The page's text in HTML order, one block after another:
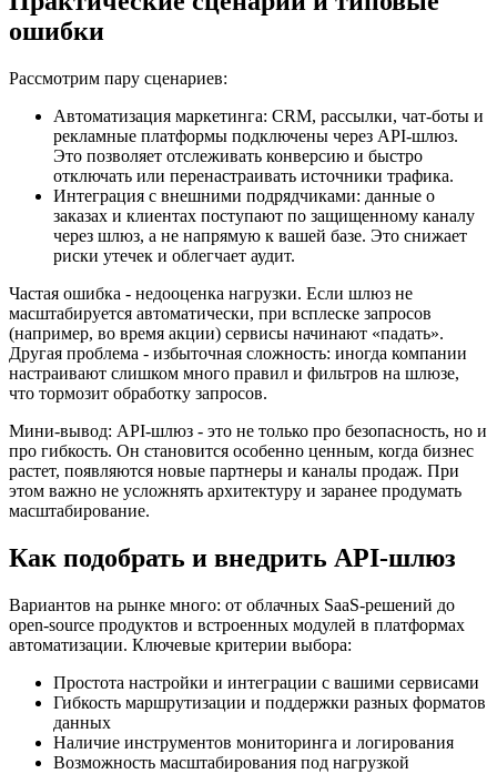
ошибки
Рассмотрим пару сценариев:
Автоматизация маркетинга: CRM, рассылки, чат-боты и
рекламные платформы подключены через API-шлюз.
Это позволяет отслеживать конверсию и быстро
отключать или перенастраивать источники трафика.
Интеграция с внешними подрядчиками: данные о
заказах и клиентах поступают по защищенному каналу
через шлюз, а не напрямую к вашей базе. Это снижает
риски утечек и облегчает аудит.
Частая ошибка - недооценка нагрузки. Если шлюз не
масштабируется автоматически, при всплеске запросов
(например, во время акции) сервисы начинают «падать».
Другая проблема - избыточная сложность: иногда компании
настраивают слишком много правил и фильтров на шлюзе,
что тормозит обработку запросов.
Мини-вывод: API-шлюз - это не только про безопасность, но и
про гибкость. Он становится особенно ценным, когда бизнес
растет, появляются новые партнеры и каналы продаж. При
этом важно не усложнять архитектуру и заранее продумать
масштабирование.
Как подобрать и внедрить API-шлюз
Вариантов на рынке много: от облачных SaaS-решений до
open-source продуктов и встроенных модулей в платформах
автоматизации. Ключевые критерии выбора:
Простота настройки и интеграции с вашими сервисами
Гибкость маршрутизации и поддержки разных форматов
данных
Наличие инструментов мониторинга и логирования
Возможность масштабирования под нагрузкой